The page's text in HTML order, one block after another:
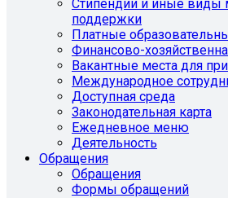
Стипендии и иные виды
поддержки
Платные
Финансово-
Вакантные места для
Международное
Доступная среда
Законодательная карта
Ежедневное меню
Деятельность
Обращения
Обращения
Формы обращений